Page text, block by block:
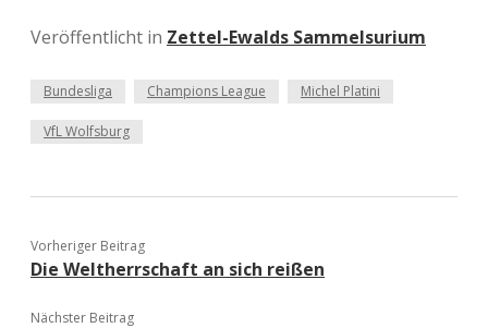
Veröffentlicht in Zettel-Ewalds Sammelsurium
Bundesliga Champions League Michel Platini
VfL Wolfsburg
Vorheriger Beitrag
Die Weltherrschaft an sich reißen
Nächster Beitrag